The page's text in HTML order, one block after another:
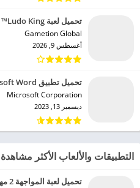
تحميل لعبة Ludo King™ مهكرة للاندرويد 2024
Gametion Global‏
أغسطس 9, 2026
تحميل تطبيق Microsoft Word مهكر للاندرويد 2024
Microsoft Corporation‏
ديسمبر 13, 2023
التطبيقات والألعاب الأكثر مشاهدة
تحميل لعبة المواجهة 2 مهكرة للاندرويد 2024